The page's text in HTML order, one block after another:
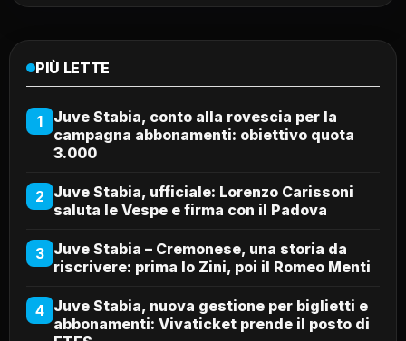
PIÙ LETTE
1
Juve Stabia, conto alla rovescia per la
campagna abbonamenti: obiettivo quota
3.000
2 Juve Stabia, ufficiale: Lorenzo Carissoni
saluta le Vespe e firma con il Padova
3 Juve Stabia – Cremonese, una storia da
riscrivere: prima lo Zini, poi il Romeo Menti
4 Juve Stabia, nuova gestione per biglietti e
abbonamenti: Vivaticket prende il posto di